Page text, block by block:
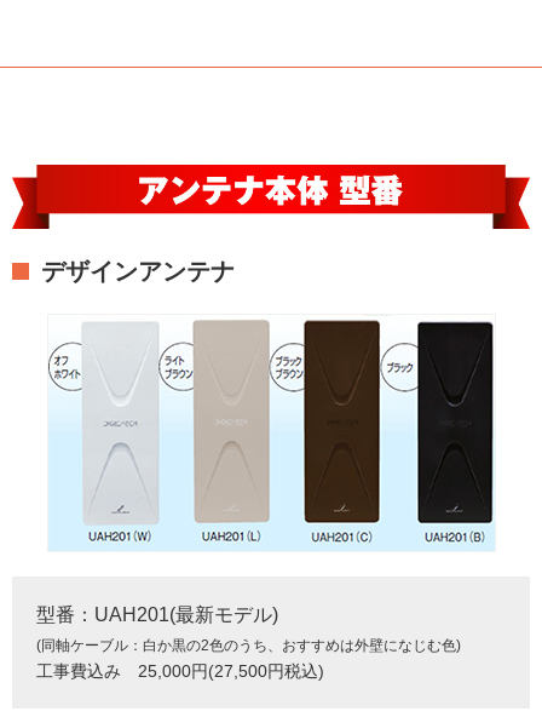
デザインアンテナ
型番：UAH201(最新モデル)
(同軸ケーブル：白か黒の2色のうち、おすすめは外壁になじむ色)
工事費込み 25,000円(27,500円税込)